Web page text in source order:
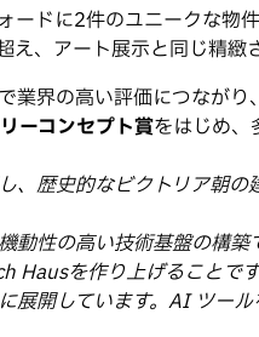
ードに2件のユニークな
え、アート展示と同じ精
業界の高い評価につなが
ーコンセプト賞をはじめ、
、歴史的なビクトリア朝
動性の高い技術基盤の構
Hausを作り上げることで
展開しています。AI ツー